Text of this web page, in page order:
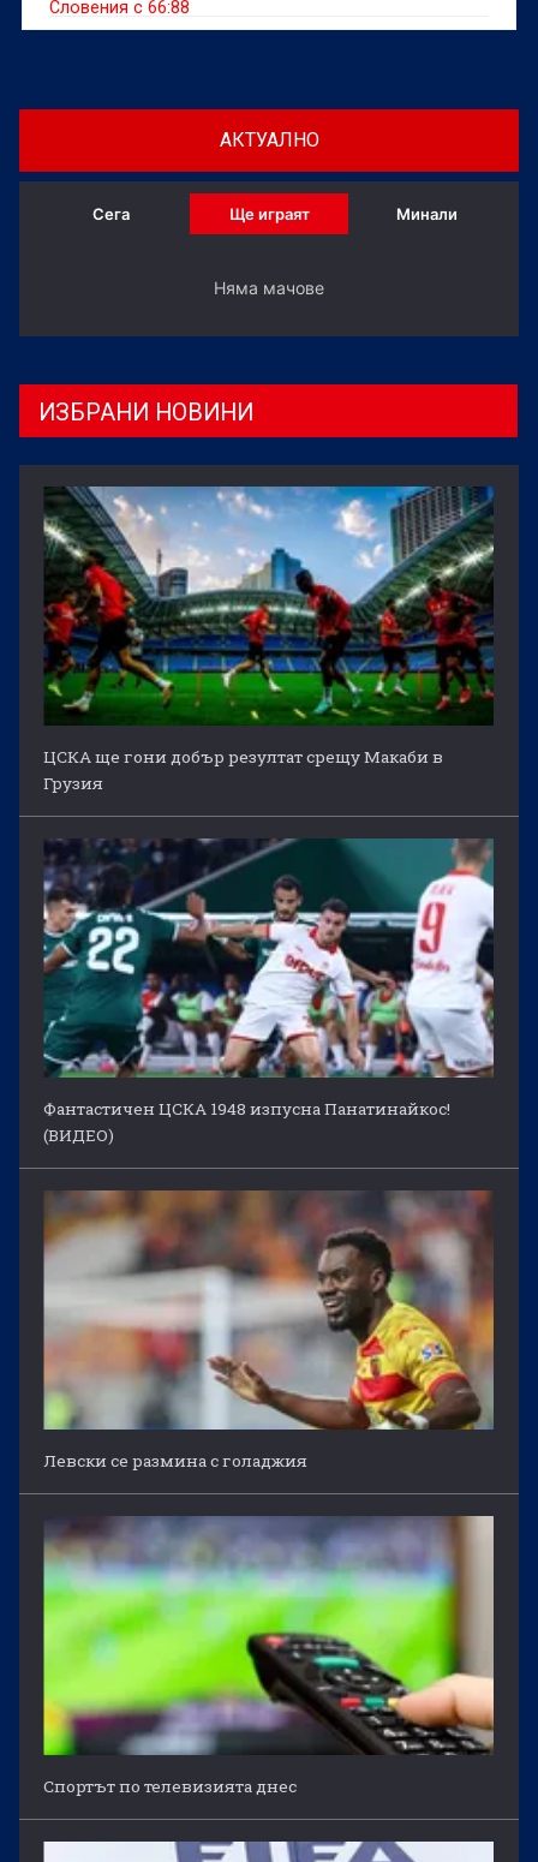
Словения с 66:88
АКТУАЛНО
Сега Ще играят Минали
Няма мачове
ИЗБРАНИ НОВИНИ
ЦСКА ще гони добър резултат срещу Макаби в
Грузия
Фантастичен ЦСКА 1948 изпусна Панатинайкос!
(ВИДЕО)
Левски се размина с голаджия
Спортът по телевизията днес